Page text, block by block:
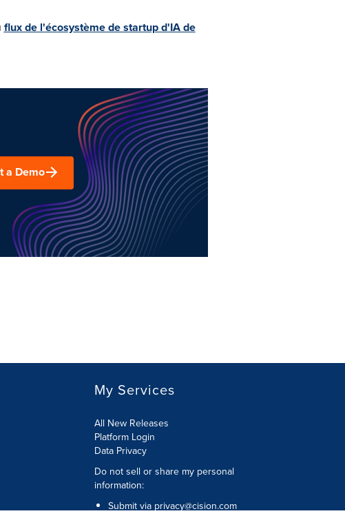
flux de l'écosystème de startup d'IA de
a Demo
My Services
All New Releases
Platform Login
Data Privacy
Do not sell or share my personal
information:
Submit via privacy@cision.com